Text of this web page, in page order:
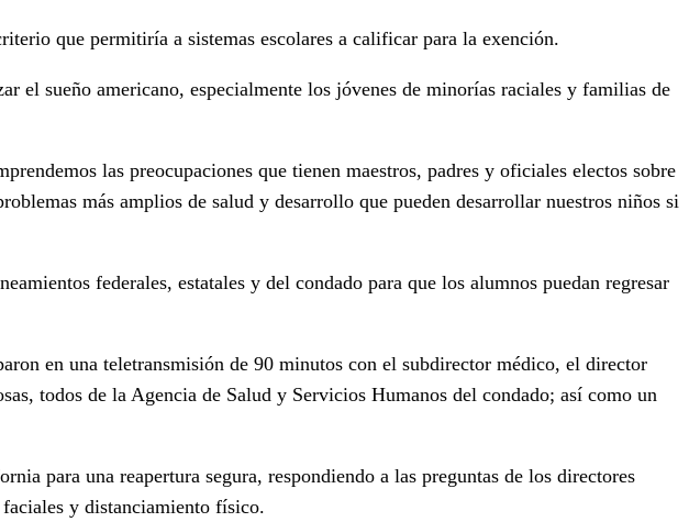
que permitiría a sistemas escolares a calificar para la exención.
el sueño americano, especialmente los jóvenes de minorías raciales y familias de
las preocupaciones que tienen maestros, padres y oficiales electos sobre
más amplios de salud y desarrollo que pueden desarrollar nuestros niños si
federales, estatales y del condado para que los alumnos puedan regresar
en una teletransmisión de 90 minutos con el subdirector médico, el director
todos de la Agencia de Salud y Servicios Humanos del condado; así como un
para una reapertura segura, respondiendo a las preguntas de los directores
y distanciamiento físico.